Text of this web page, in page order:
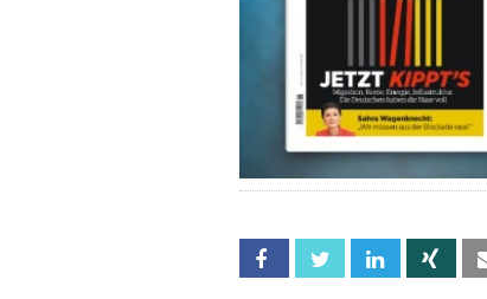
Facebook Twitter Linkedin Xing